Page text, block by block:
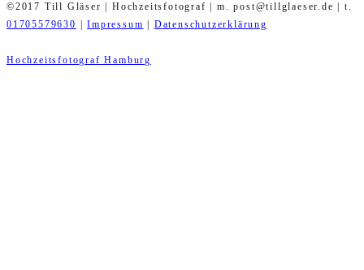
©2017 Till Gläser | Hochzeitsfotograf | m. post@tillglaeser.de | t.
01705579630
|Impressum Datenschutzerklärung
Hochzeitsfotograf Hamburg